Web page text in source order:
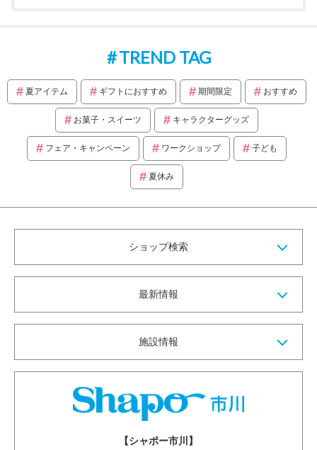
TREND TAG
夏アイテム ギフトにおすすめ 期間限定 おすすめ
お菓子・スイーツ キャラクターグッズ
フェア・キャンペーン ワークショップ 子ども
夏休み
ショップ検索
最新情報
施設情報
【シャポー市川】